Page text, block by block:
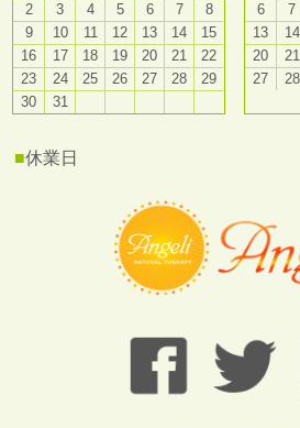
2
3 4 5 6 7
8
9
10 11 12 13 14
15
16
17 18 19 20 21
22
23
24 25 26 27 28
29
30
31
6
7
13
14
20
21
27
28
■休業日